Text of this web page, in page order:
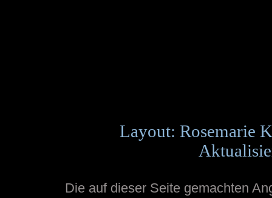
Layout: Rosemarie
Die auf dieser Seite gemachten